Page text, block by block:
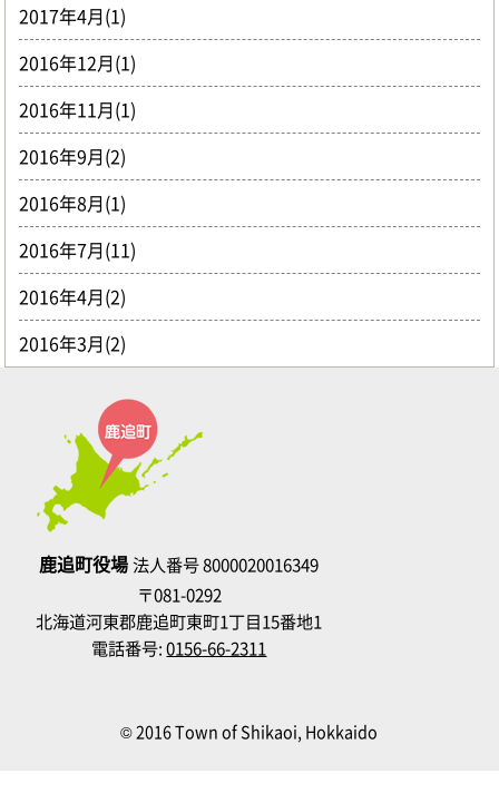
2017年4月(1)
2016年12月(1)
2016年11月(1)
2016年9月(2)
2016年8月(1)
2016年7月(11)
2016年4月(2)
2016年3月(2)
鹿追町役場法人番号 8000020016349
〒081-0292
北海道河東郡鹿追町東町1丁目15番地1
電話番号:0156-66-2311
© 2016 Town of Shikaoi, Hokkaido